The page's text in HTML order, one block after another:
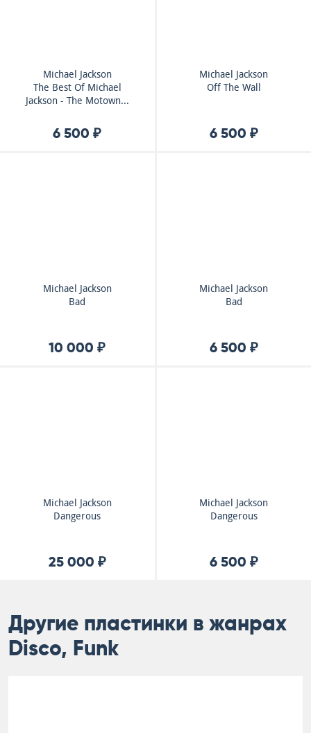
Michael Jackson
The Best Of Michael
Jackson - The Motown...
6 500 ₽
Michael Jackson
Off The Wall
6 500 ₽
Michael Jackson
Bad
10 000 ₽
Michael Jackson
Bad
6 500 ₽
Michael Jackson
Dangerous
25 000 ₽
Michael Jackson
Dangerous
6 500 ₽
Другие пластинки в жанрах
Disco, Funk